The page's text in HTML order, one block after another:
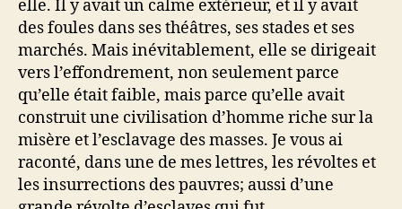
elle. Il y avait un calme extérieur, et il y avait
des foules dans ses théâtres, ses stades et ses
marchés. Mais inévitablement, elle se dirigeait
vers l’effondrement, non seulement parce
qu’elle était faible, mais parce qu’elle avait
construit une civilisation d’homme riche sur la
misère et l’esclavage des masses. Je vous ai
raconté, dans une de mes lettres, les révoltes et
les insurrections des pauvres; aussi d’une